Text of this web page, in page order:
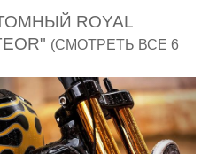
ROYAL
(СМОТРЕТЬ ВСЕ 6